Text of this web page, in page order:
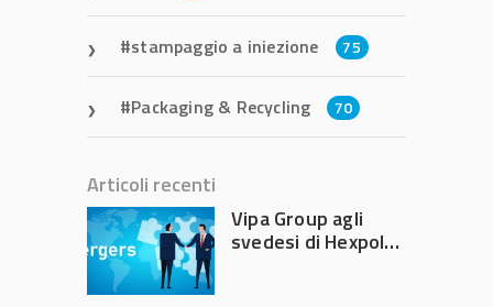
stampaggio a iniezione 75
Packaging & Recycling 70
Articoli recenti
Vipa Group agli
svedesi di Hexpol